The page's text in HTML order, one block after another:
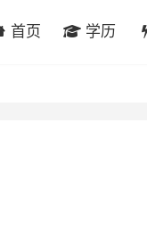
首页 学历